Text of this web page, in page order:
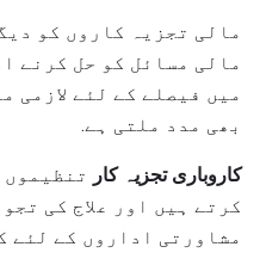
مالی تجزیہ کاروں کو
مالی مسائل کو حل کرنے
میں فیصلے کے لئے لازمی
بھی مدد ملتی ہے.
کاروباری تجزیہ کار
تنظیموں
کرتے ہیں اور علاج کی
مشاورتی اداروں کے لئے